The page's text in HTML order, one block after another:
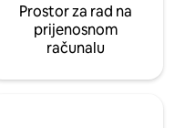
Prostor za rad na
prijenosnom
računalu